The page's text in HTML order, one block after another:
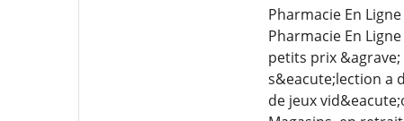
Pharmacie En
Pharmacie En
petits prix
s&eacute;lection a
de jeux